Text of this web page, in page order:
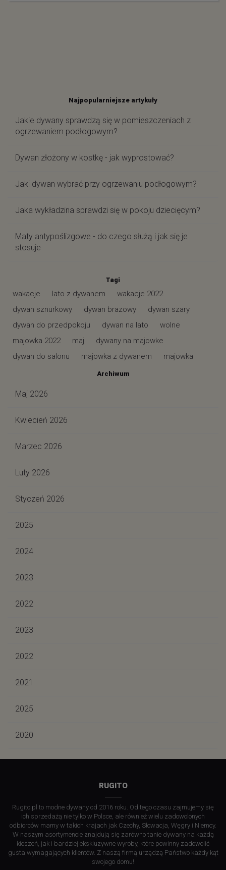
Najpopularniejsze artykuły
Jakie dywany sprawdzą się w pomieszczeniach z
ogrzewaniem podłogowym?
Dywan złożony w kostkę - jak wyprostować?
Jaki dywan wybrać przy ogrzewaniu podłogowym?
Jaka wykładzina sprawdzi się w pokoju dziecięcym?
Maty antypoślizgowe - do czego służą i jak się je
stosuje
Tagi
wakacje lato z dywanem
wakacje 2022
dywan sznurkowy
dywan brazowy
dywan szary
dywan do przedpokoju
dywan na lato
wolne
majowka 2022
maj
dywany na majowke
dywan do salonu
majowka z dywanem majowka
Archiwum
Maj 2026
Kwiecień 2026
Marzec 2026
Luty 2026
Styczeń 2026
2025
2024
2023
2022
2023
2022
2021
2025
2020
RUGITO
Rugito.pl to modne dywany od 2016 roku. Od tego czasu zajmujemy się
ich sprzedażą nie tylko w Polsce, ale również wielu zadowolonych
odbiorców mamy w takich krajach jak Czechy, Słowacja, Węgry i Niemcy.
W naszym asortymencie znajdują się zarówno tanie dywany na każdą
kieszeń, jak i bardziej ekskluzywne wyroby, które powinny zadowolić
gusta wymagających klientów. Z naszą firmą urządzą Państwo każdy kąt
swojego domu!